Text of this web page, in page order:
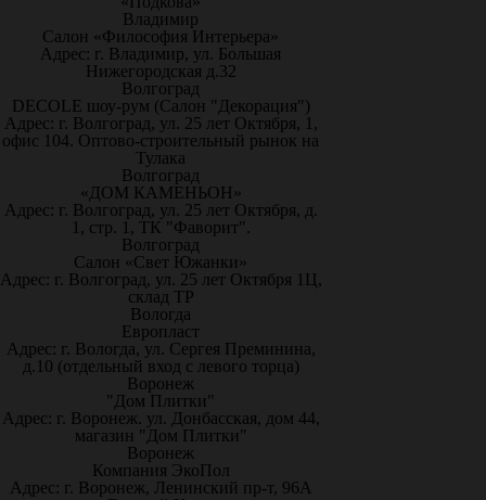
Владимир
Салон «Философия Интерьера»
Адрес: г. Владимир, ул. Большая
Нижегородская д.32
Волгоград
DECOLE шоу-рум (Салон "Декорация")
Адрес: г. Волгоград, ул. 25 лет Октября, 1,
офис 104. Оптово-строительный рынок на
Тулака
Волгоград
«ДОМ КАМЕНЬОН»
Адрес: г. Волгоград, ул. 25 лет Октября, д.
1, стр. 1, ТК "Фаворит".
Волгоград
Салон «Свет Южанки»
Адрес: г. Волгоград, ул. 25 лет Октября 1Ц,
склад ТР
Вологда
Европласт
Адрес: г. Вологда, ул. Сергея Преминина,
д.10 (отдельный вход с левого торца)
Воронеж
"Дом Плитки"
Адрес: г. Воронеж. ул. Донбасская, дом 44,
магазин "Дом Плитки"
Воронеж
Компания ЭкоПол
Адрес: г. Воронеж, Ленинский пр-т, 96А